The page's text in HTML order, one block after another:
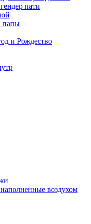
пати
папы
и Рождество
воздухом